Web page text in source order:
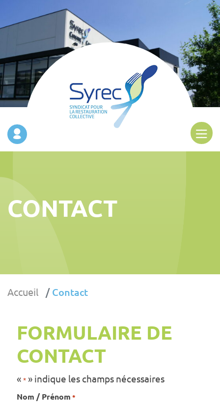
CONTACT
Accueil Contact
FORMULAIRE DE
CONTACT
« *» indique les champs nécessaires
Nom / Prénom *